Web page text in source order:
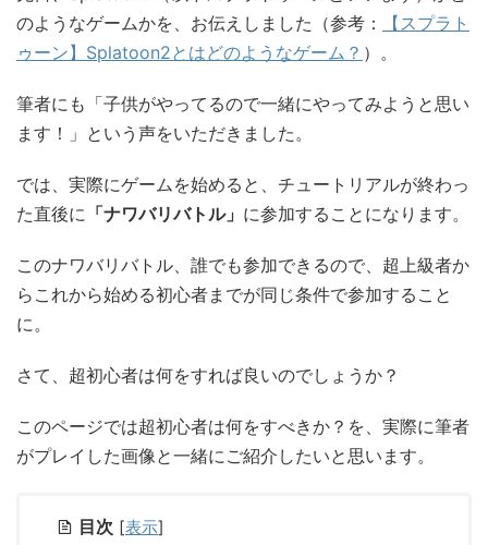
のようなゲームかを、お伝えしました（参考：
【スプラト
ゥーン】Splatoon2とはどのようなゲーム？ ）。
筆者にも「子供がやってるので一緒にやってみようと思い
ます！」という声をいただきました。
では、実際にゲームを始めると、チュートリアルが終わっ
た直後に 「ナワバリバトル」 に参加することになります。
このナワバリバトル、誰でも参加できるので、超上級者か
らこれから始める初心者までが同じ条件で参加すること
に。
さて、超初心者は何をすれば良いのでしょうか？
このページでは超初心者は何をすべきか？を、実際に筆者
がプレイした画像と一緒にご紹介したいと思います。
目次 [表示]